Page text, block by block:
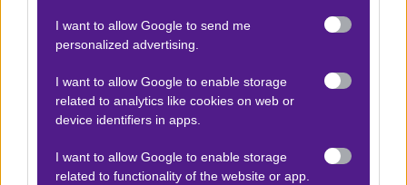
I want to allow Google to send me
personalized advertising.
I want to allow Google to enable storage
related to analytics like cookies on web or
device identifiers in apps.
I want to allow Google to enable storage
related to functionality of the website or app.
Αποτέλεσμα: 1-2
Προσφορές*
ΒΑΘΜΟΛΟΓΙΕΣ